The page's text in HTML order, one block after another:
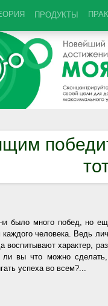
ПРОДУКТЫ
было много побед, но
каждого человека. Ведь
воспитывают характер,
ли вы что можно
успеха во всем?...